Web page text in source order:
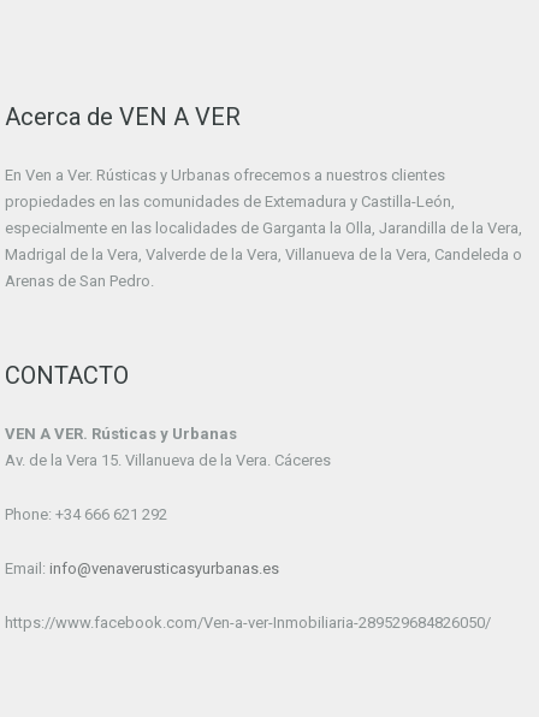
Acerca de VEN A VER
En Ven a Ver. Rústicas y Urbanas ofrecemos a nuestros clientes
propiedades en las comunidades de Extemadura y Castilla-León,
especialmente en las localidades de Garganta la Olla, Jarandilla de la Vera,
Madrigal de la Vera, Valverde de la Vera, Villanueva de la Vera, Candeleda o
Arenas de San Pedro.
CONTACTO
VEN A VER. Rústicas y Urbanas
Av. de la Vera 15. Villanueva de la Vera. Cáceres
Phone: +34 666 621 292
Email: info@venaverusticasyurbanas.es
https://www.facebook.com/Ven-a-ver-Inmobiliaria-289529684826050/